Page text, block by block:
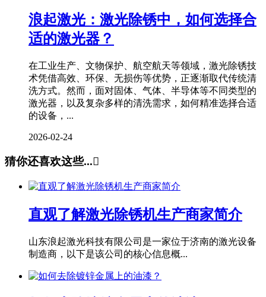
浪起激光：激光除锈中，如何选择合
适的激光器？
在工业生产、文物保护、航空航天等领域，激光除锈技
术凭借高效、环保、无损伤等优势，正逐渐取代传统清
洗方式。然而，面对固体、气体、半导体等不同类型的
激光器，以及复杂多样的清洗需求，如何精准选择合适
的设备，...
2026-02-24
猜你还喜欢这些...
直观了解激光除锈机生产商家简介
山东浪起激光科技有限公司是一家位于济南的激光设备
制造商，以下是该公司的核心信息概...